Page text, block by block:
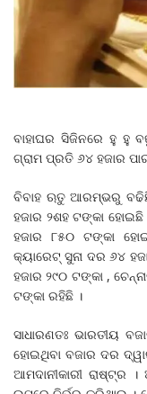
ବାହାଘର ସିଜିନରେ ହୁ ହୁ
ଗ୍ରାମ ପ୍ରତି ୬୪ ହଜାର
ବିବାହ ଋତୁ ଆରମ୍ଭରୁ ବଢିଛି
ହଜାର ୨ଶହ ଟଙ୍କା ହୋଇଛି
ହଜାର ୮୫୦ ଟଙ୍କା
କ୍ୟାରେଟ୍ ସୁନା ଦର ୬୪
ହଜାର ୨୯୦ ଟଙ୍କା ,
ଟଙ୍କା ରହିଛି ।
ସାଧାରଣତଃ ଭାରତୀୟ
ହୋଇଥିବା ବଜାର ଦର
ଆମଦାନୀକାରୀ ରାଷ୍ଟ୍ର